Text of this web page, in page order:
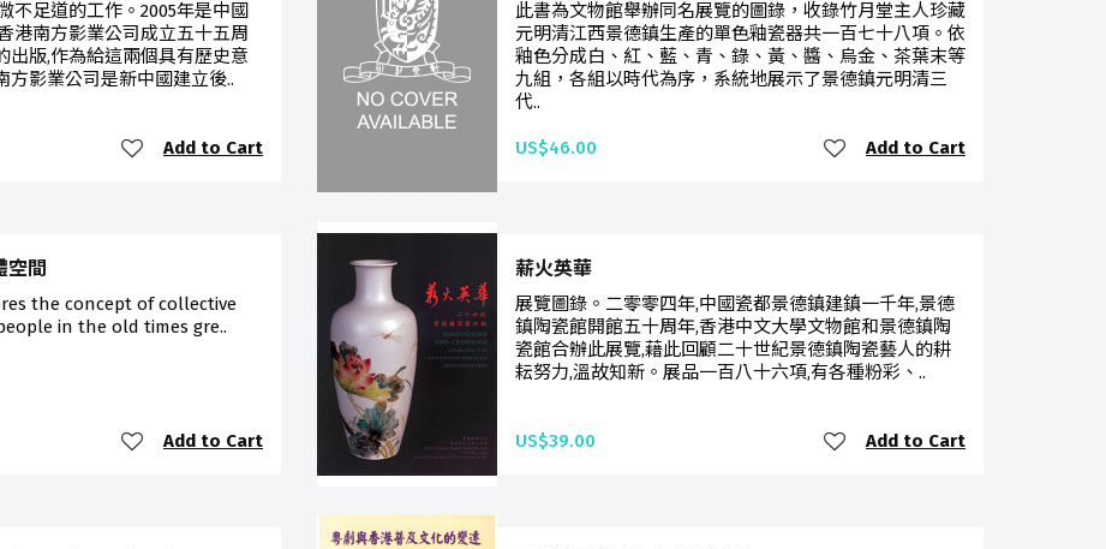
不足道的工作。2005年是中國
港南方影業公司成立五十五周
出版,作為給這兩個具有歷史意
方影業公司是新中國建立後..
Add to Cart
此書為文物館舉辦同名展覽的圖錄，收錄竹月堂主人珍藏
元明清江西景德鎮生產的單色釉瓷器共一百七十八項。依
釉色分成白、紅、藍、青、錄、黃、醬、烏金、茶葉末等
九組，各組以時代為序，系統地展示了景德鎮元明清三
代..
US$46.00 Add to Cart
空間
the concept of collective
in the old times gre..
Add to Cart
薪火英華
展覽圖錄。二零零四年,中國瓷都景德鎮建鎮一千年,景德
鎮陶瓷館開館五十周年,香港中文大學文物館和景德鎮陶
瓷館合辦此展覽,藉此回顧二十世紀景德鎮陶瓷藝人的耕
耘努力,溫故知新。展品一百八十六項,有各種粉彩、..
US$39.00 Add to Cart